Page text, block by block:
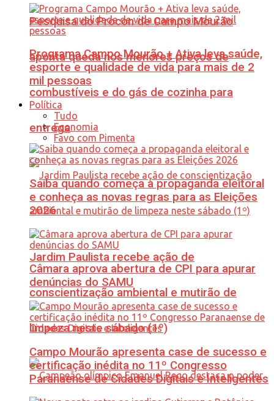
Pesquisa do Procon de Campo Mourão
aponta queda nos menores preços de
combustíveis e do gás de cozinha para
entrega
Jardim Paulista recebe ação de
conscientização ambiental e mutirão de
limpeza neste sábado (1º)
Programa Campo Mourão + Ativa leva saúde,
esporte e qualidade de vida para mais de 2
mil pessoas
Política
Tudo
Economia
Favo com Pimenta
Saiba quando começa a propaganda eleitoral
e conheça as novas regras para as Eleições
2026
Câmara aprova abertura de CPI para apurar
denúncias do SAMU
Campo Mourão apresenta case de sucesso e
certificação inédita no 11º Congresso
Paranaense de Cidades Digitais e Inteligentes